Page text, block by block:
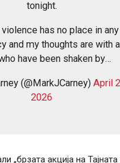
tonight.
has no place in any
and my thoughts are with
have been shaken by…
(@MarkJCarney) April
2026
„брзата акција на